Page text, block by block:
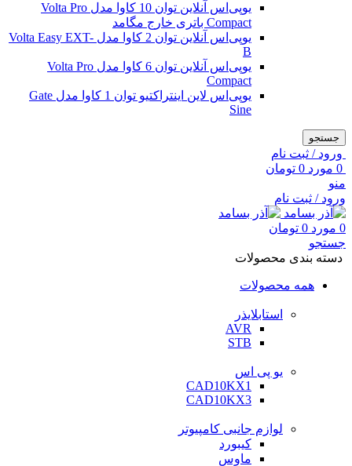
یو‌پی‌اس آنلاین توان 10 کاوا مدل Volta Pro
Compact باتری خارج مگامد
یو‌پی‌اس آنلاین توان 2 کاوا مدل Volta Easy EXT-
B
یو‌پی‌اس آنلاین توان 6 کاوا مدل Volta Pro
Compact
یو‌پی‌اس لاین اینتراکتیو توان 1 کاوا مدل Gate
Sine
جستجو
ورود / ثبت نام
0 مورد 0 تومان
منو
ورود / ثبت نام
0 مورد 0 تومان
جستجو
دسته بندی محصولات
همه محصولات
استابلایذر
AVR
STB
یو پی اس
CAD10KX1
CAD10KX3
لوازم جانبی کامپیوتر
کیبورد
ماوس